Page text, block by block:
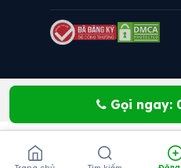
Gọi ngay: